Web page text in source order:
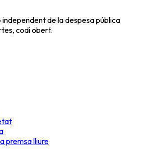
de la despesa pública
codi obert.
premsa lliure